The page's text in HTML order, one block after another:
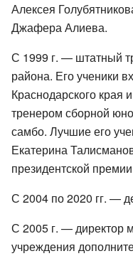
Алексея
Джафера Алиева.
С 1999 г. — штатный
района. Его ученики
Краснодарского края
тренером сборной
самбо. Лучшие его
Екатерина
президентской
С 2004 по 2020 гг. —
С 2005 г. — директор
учреждения